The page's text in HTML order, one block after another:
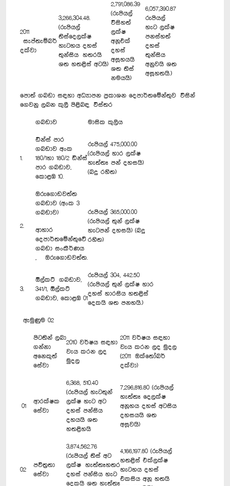
2011
සැප්තැම්බර්
දක්වා
3,266,304.48.
(රුපියල්
තිස්දෙලක්ෂ
හැටහය දහස්
තුන්සිය හතරයි
ශත හතළිස් අටයි)
2,791,086.39
(රුපියල්
විසිහත්
ලක්ෂ
අනූඑක්
දහස්
අසූහයයි
ශත තිස්
නමයයි)
6,057,390.87
රුපියල්
හැට ලක්ෂ
පනස්හත්
දහස්
තුන්සිය
අනුවයි ශත
අසූහතයි.)
පොත් ගබඩා සඳහා අධ්‍යාපන ප්‍රකාශන දෙපාර්තමේන්තුව විසින්
ගෙවනු ලබන කුලී පිළිබඳ විස්තර
ගබඩාව මාසික කුලිය
1.
ඩීන්ස් පාර
ගබඩාව අංක
180/1හා 180/2 ඩීන්ස්
පාර ගබඩාව,
කොළඹ 10.
රුපියල් 475,000.00
(රුපියල් හාර ලක්ෂ
හැත්තෑ පන් දහසයි)
(බදු රහිත)
2.
ඔරුගොඩවත්ත
ගබඩාව (අංක 3
ගබඩාව)
ආහාර
දෙපාර්තමේන්තුවේ
ගබඩා සංකීර්ණය
, ඔරුගොඩවත්ත.
රුපියල් 365,000.00
(රුපියල් තුන් ලක්ෂ
හැටපන් දහසයි) (බදු
රහිත)
3.
ඕල්‍කට් ගබඩාව,
341/1, ඕල්කට්
ගබඩාව, කොළඹ 01
රුපියල් 304, 442.50
(රුපියල් තුන් ලක්ෂ හාර
දහස් හාරසිය හතළිස්
දෙකයි ශත පනහයි.)
ඇමුණුම 02
පිටතින් ලබා
ගන්නා
අනෙකුත්
සේවා
2010 වර්ෂය සඳහා
වැය කරන ලද
මුදල
2011 වර්ෂය සඳහා
වැය කරන ලද මුදල
(2011 ඔක්තෝබර්
දක්වා)
01
ආරක්ෂක
සේවා
6,368, 510.40
(රුපියල් හැටතුන්
ලක්ෂ හැට අට
දහස් පන්සිය
දහයයි ශත
හතළිහයි
7,296,816.80 (රුපියල්
හැත්තෑ දෙලක්ෂ
අනූහය දහස් අටසිය
දහසයයි ශත
අසූවයි)
02
පවිත්‍රතා
සේවා
3,874,562.76
(රුපියල් තිස් අට
ලක්ෂ හැත්තෑහතර
දහස් පන්සිය හැට
දෙකයි ශත හැත්තෑ
4,166,197.80 (රුපියල්
හතළිස් එක්ලක්ෂ
හැටහය දහස්
එකසිය අනූ හතයි